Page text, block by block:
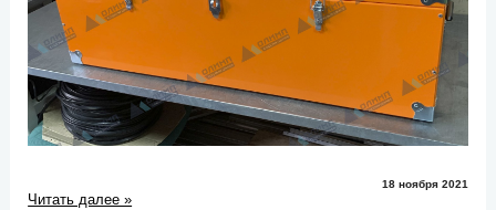
18 ноября 2021
Читать далее »